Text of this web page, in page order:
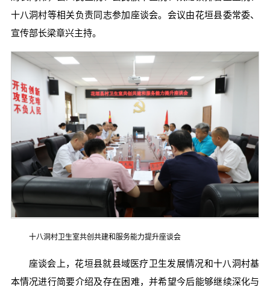
十八洞村等相关负责同志参加座谈会。会议由花垣县委常委、
宣传部长梁章兴主持。
十八洞村卫生室共创共建和服务能力提升座谈会
座谈会上，花垣县就县域医疗卫生发展情况和十八洞村基
本情况进行简要介绍及存在困难，并希望今后能够继续深化与